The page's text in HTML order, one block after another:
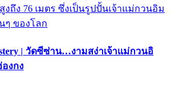
ถึง 76 เมตร ซึ่งเป็นรูปปั้นเจ้าแม่กวนอิม
ๆ ของโลก
| วัดซีซ่าน…งามสง่าเจ้าแม่กวนอิ
งกง